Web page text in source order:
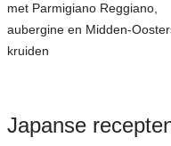
met Parmigiano Reggiano,
aubergine en Midden-
kruiden
Japanse